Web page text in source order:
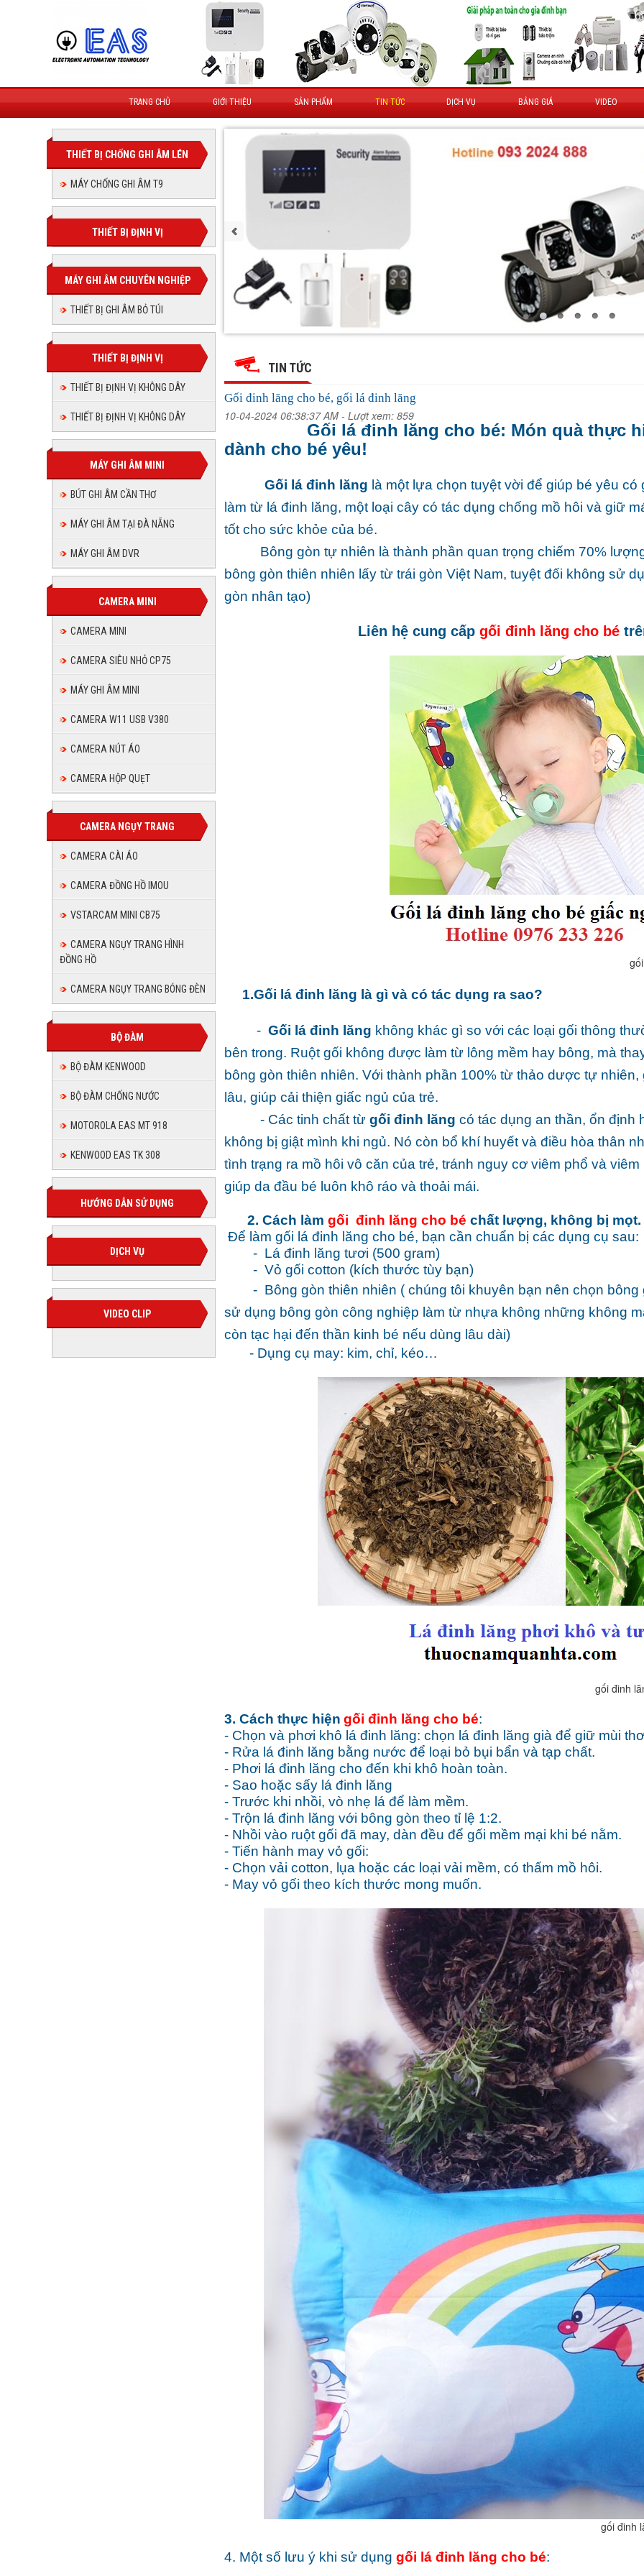
TRANG CHỦ GIỚI THIỆU SẢN PHẨM TIN TỨC DỊCH VỤ BẢNG GIÁ VIDEO
THIẾT BỊ CHỐNG GHI ÂM LÉN
MÁY CHỐNG GHI ÂM T9
THIẾT BỊ ĐỊNH VỊ
MÁY GHI ÂM CHUYÊN NGHIỆP
THIẾT BỊ GHI ÂM BỎ TÚI
THIẾT BỊ ĐỊNH VỊ
THIẾT BỊ ĐỊNH VỊ KHÔNG DÂY
THIẾT BỊ ĐỊNH VỊ KHÔNG DÂY
MÁY GHI ÂM MINI
BÚT GHI ÂM CẦN THƠ
MÁY GHI ÂM TẠI ĐÀ NẴNG
MÁY GHI ÂM DVR
CAMERA MINI
CAMERA MINI
CAMERA SIÊU NHỎ CP75
MÁY GHI ÂM MINI
CAMERA W11 USB V380
CAMERA NÚT ÁO
CAMERA HỘP QUẸT
CAMERA NGỤY TRANG
CAMERA CÀI ÁO
CAMERA ĐỒNG HỒ IMOU
VSTARCAM MINI CB75
CAMERA NGỤY TRANG HÌNH
ĐỒNG HỒ
CAMERA NGỤY TRANG BÓNG ĐÈN
BỘ ĐÀM
BỘ ĐÀM KENWOOD
BỘ ĐÀM CHỐNG NƯỚC
MOTOROLA EAS MT 918
KENWOOD EAS TK 308
HƯỚNG DẪN SỬ DỤNG
DỊCH VỤ
VIDEO CLIP
Gối
đinh
lăng
cho
bé,
lá
đinh
lăng
Gối
đinh
lăng
cho
bé,
gối
đinh
lăng
Gối
đinh
lăng
cho
bé,
gối
lá
Gối
đinh
lăng
cho
bé,
gối
lá
lăng
Gối
lăng
cho
bé,
gối
lá
đinh
Gối
lăng
cho
gối
lá
đinh
lăng
TIN TỨC
Gối đinh lăng cho bé, gối lá đinh lăng
10-04-2024 06:38:37 AM - Lượt xem: 859
Gối lá đinh lăng cho bé: Món quà thực
dành cho bé yêu!
Gối lá đinh lăng là một lựa chọn tuyệt vời để giúp bé yêu
làm từ lá đinh lăng, một loại cây có tác dụng chống mồ hôi và giữ
tốt cho sức khỏe của bé.
Bông gòn tự nhiên là thành phần quan trọng chiếm 70%
bông gòn thiên nhiên lấy từ trái gòn Việt Nam, tuyệt đối không sử
gòn nhân tạo)
Liên hệ cung cấp gối đinh lăng cho bé
gối đinh lăng
1.Gối lá đinh lăng là gì và có tác dụng ra sao?
- Gối lá đinh lăng không khác gì so với các loại gối thông
bên trong. Ruột gối không được làm từ lông mềm hay bông, mà
bông gòn thiên nhiên. Với thành phần 100% từ thảo dược tự
lâu, giúp cải thiện giấc ngủ của trẻ.
- Các tinh chất từ gối đinh lăng có tác dụng an thần, ổn định
không bị giật mình khi ngủ. Nó còn bổ khí huyết và điều hòa thân
tình trạng ra mồ hôi vô căn của trẻ, tránh nguy cơ viêm phổ và
giúp da đầu bé luôn khô ráo và thoải mái.
2. Cách làm gối đinh lăng cho bé chất lượng, không bị mọt.
Để làm gối lá đinh lăng cho bé, bạn cần chuẩn bị các dụng cụ sau:
- Lá đinh lăng tươi (500 gram)
- Vỏ gối cotton (kích thước tùy bạn)
- Bông gòn thiên nhiên ( chúng tôi khuyên bạn nên chọn
sử dụng bông gòn công nghiệp làm từ nhựa không những không
còn tạc hại đến thần kinh bé nếu dùng lâu dài)
- Dụng cụ may: kim, chỉ, kéo…
gối đinh lăng cho
3. Cách thực hiện gối đinh lăng cho bé:
- Chọn và phơi khô lá đinh lăng: chọn lá đinh lăng già để giữ mùi
- Rửa lá đinh lăng bằng nước để loại bỏ bụi bẩn và tạp chất.
- Phơi lá đinh lăng cho đến khi khô hoàn toàn.
- Sao hoặc sấy lá đinh lăng
- Trước khi nhồi, vò nhẹ lá để làm mềm.
- Trộn lá đinh lăng với bông gòn theo tỉ lệ 1:2.
- Nhồi vào ruột gối đã may, dàn đều để gối mềm mại khi bé nằm.
- Tiến hành may vỏ gối:
- Chọn vải cotton, lụa hoặc các loại vải mềm, có thấm mồ hôi.
- May vỏ gối theo kích thước mong muốn.
gối đinh lăng cho
4. Một số lưu ý khi sử dụng gối lá đinh lăng cho bé: